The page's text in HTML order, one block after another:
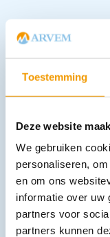
Toestemming
Deze website
We gebruiken
personaliseren,
en om ons
informatie over uw
partners voor
partners kunnen
categorie: